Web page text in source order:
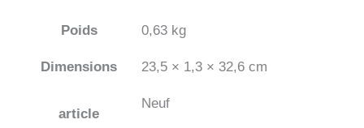
Poids 0,63 kg
Dimensions 23,5 × 1,3 × 32,6 cm
article
Neuf